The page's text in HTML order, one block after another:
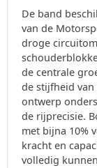
De band
van de
droge
de centrale
de stijfheid
ontwerp
de rijprecisie.
met bijna 10%
kracht en
volledig